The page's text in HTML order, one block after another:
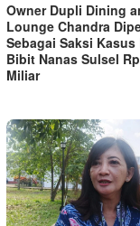
Owner Dupli Dining
Lounge Chandra
Sebagai Saksi
Bibit Nanas Sulsel
Miliar